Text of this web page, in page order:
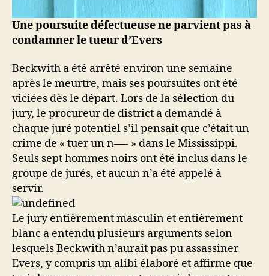
Une poursuite défectueuse ne parvient pas à
condamner le tueur d’Evers
Beckwith a été arrêté environ une semaine
après le meurtre, mais ses poursuites ont été
viciées dès le départ. Lors de la sélection du
jury, le procureur de district a demandé à
chaque juré potentiel s’il pensait que c’était un
crime de « tuer un n—- » dans le Mississippi.
Seuls sept hommes noirs ont été inclus dans le
groupe de jurés, et aucun n’a été appelé à
servir.
Le jury entièrement masculin et entièrement
blanc a entendu plusieurs arguments selon
lesquels Beckwith n’aurait pas pu assassiner
Evers, y compris un alibi élaboré et affirme que